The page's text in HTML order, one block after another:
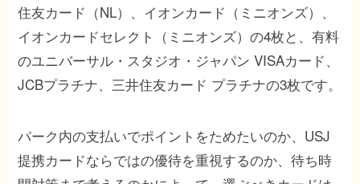
住友カード（NL）、イオンカード（ミニオンズ）、
イオンカードセレクト（ミニオンズ）の4枚と、有料
のユニバーサル・スタジオ・ジャパン VISAカード、
JCBプラチナ、三井住友カード プラチナの3枚です。
パーク内の支払いでポイントをためたいのか、USJ
提携カードならではの優待を重視するのか、待ち時